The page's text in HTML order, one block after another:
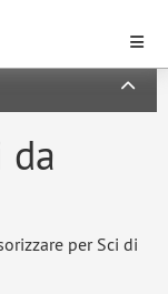
da
per Sci di